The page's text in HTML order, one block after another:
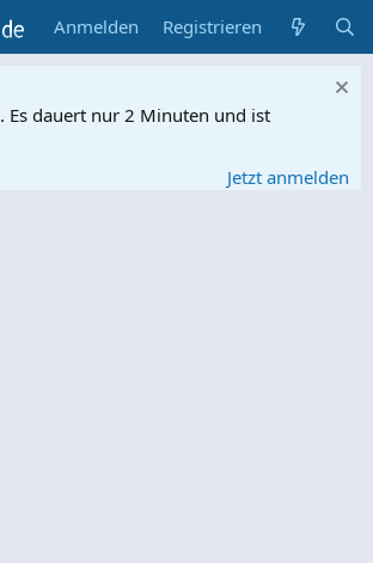
Anmelden Registrieren
. Es dauert nur 2 Minuten und ist
Jetzt anmelden